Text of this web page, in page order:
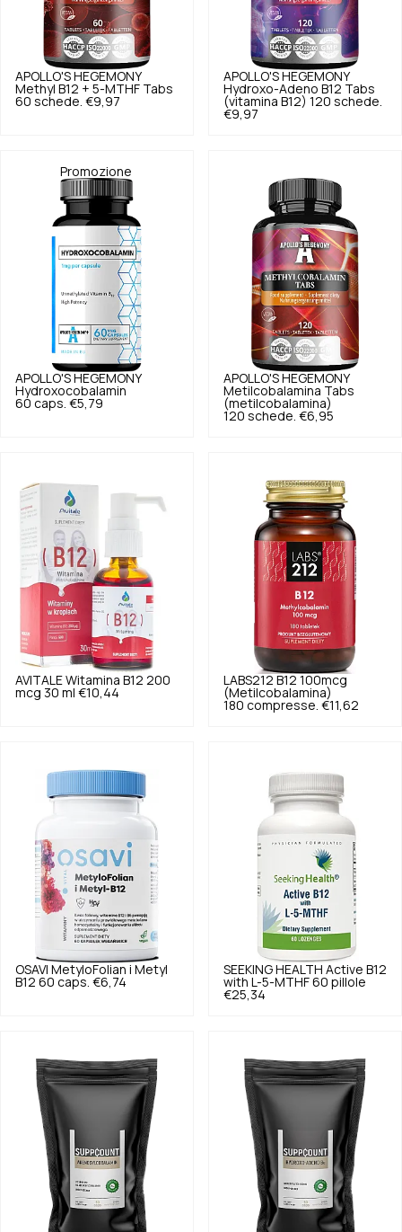
APOLLO'S HEGEMONY
Methyl B12 + 5-MTHF Tabs
60 schede. €9,97
APOLLO'S HEGEMONY
Hydroxo-Adeno B12 Tabs
(vitamina B12) 120 schede.
€9,97
Promozione
APOLLO'S HEGEMONY
Hydroxocobalamin
60 caps. €5,79
APOLLO'S HEGEMONY
Metilcobalamina Tabs
(metilcobalamina)
120 schede. €6,95
AVITALE Witamina B12 200
mcg 30 ml €10,44
LABS212 B12 100mcg
(Metilcobalamina)
180 compresse. €11,62
OSAVI MetyloFolian i Metyl
B12 60 caps. €6,74
SEEKING HEALTH Active B12
with L-5-MTHF 60 pillole
€25,34